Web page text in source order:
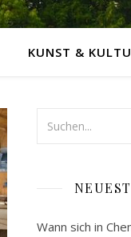
KUNST &
Wann sich in